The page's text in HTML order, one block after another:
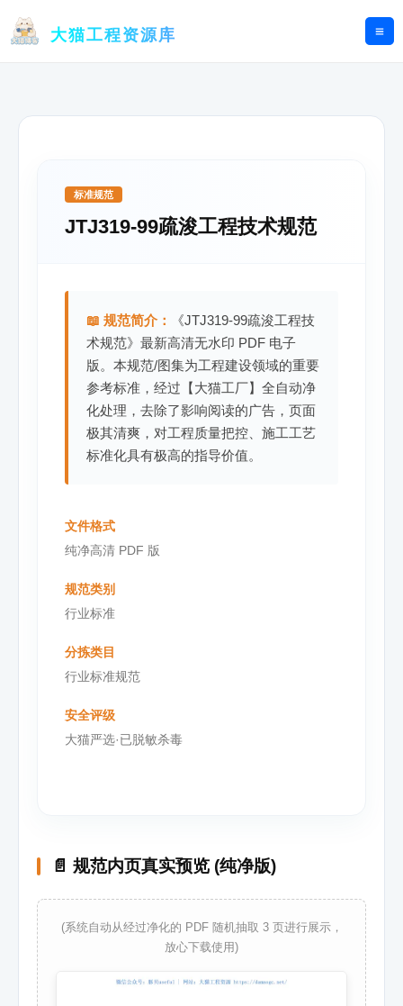
大猫工程资源库
标准规范
JTJ319-99疏浚工程技术规范
📖 规范简介：
《JTJ319-99疏浚工程技
术规范》最新高清无水印 PDF 电子
版。本规范/图集为工程建设领域的重要
参考标准，经过【大猫工厂】全自动净
化处理，去除了影响阅读的广告，页面
极其清爽，对工程质量把控、施工工艺
标准化具有极高的指导价值。
文件格式
纯净高清 PDF 版
规范类别
行业标准
分拣类目
行业标准规范
安全评级
大猫严选·已脱敏杀毒
📄 规范内页真实预览 (纯净版)
(系统自动从经过净化的 PDF 随机抽取 3 页进行展示，
放心下载使用)